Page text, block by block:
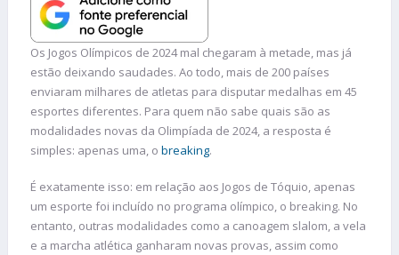
Os Jogos Olímpicos de 2024 mal chegaram à metade, mas já
estão deixando saudades. Ao todo, mais de 200 países
enviaram milhares de atletas para disputar medalhas em 45
esportes diferentes. Para quem não sabe quais são as
modalidades novas da Olimpíada de 2024, a resposta é
simples: apenas uma, o breaking.
É exatamente isso: em relação aos Jogos de Tóquio, apenas
um esporte foi incluído no programa olímpico, o breaking. No
entanto, outras modalidades como a canoagem slalom, a vela
e a marcha atlética ganharam novas provas, assim como